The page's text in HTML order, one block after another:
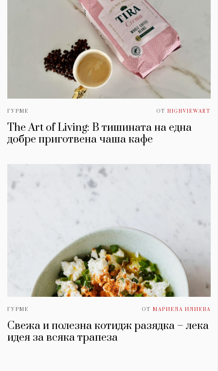
ГУРМЕ ОТ HIGHVIEWART
The Art of Living: В тишината на една
добре приготвена чаша кафе
ГУРМЕ ОТ МАРИЕЛА ИЛИЕВА
Свежа и полезна котидж разядка – лека
идея за всяка трапеза